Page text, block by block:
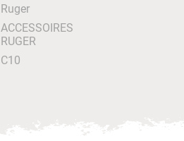
Ruger
ACCESSOIRES
RUGER
C10